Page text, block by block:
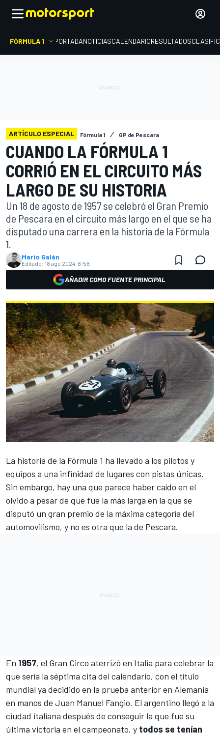
FÓRMULA 1 PORTADANOTICIASCALENDARIORESULTADOS
ARTÍCULO ESPECIAL Fórmula 1 GP de Pescara
CUANDO LA FÓRMULA 1
CORRIÓ EN EL CIRCUITO MÁS
LARGO DE SU HISTORIA
Un 18 de agosto de 1957 se celebró el Gran Premio
de Pescara en el circuito más largo en el que se ha
disputado una carrera en la historia de la Fórmula
1.
Mario Galán
Editado: 18 ago 2024, 8:58
AÑADIR COMO FUENTE PRINCIPAL
La historia de la Fórmula 1 ha llevado a los pilotos y
equipos a una infinidad de lugares con pistas únicas.
Sin embargo, hay una que parece haber caído en el
olvido a pesar de que fue la más larga en la que se
disputó un gran premio de la máxima categoría del
automovilismo, y no es otra que la de Pescara.
En 1957, el Gran Circo aterrizó en Italia para celebrar la
que sería la séptima cita del calendario, con el título
mundial ya decidido en la prueba anterior en Alemania
en manos de Juan Manuel Fangio. El argentino llegó a la
ciudad italiana después de conseguir la que fue su
última victoria en el campeonato, y todos se tenían